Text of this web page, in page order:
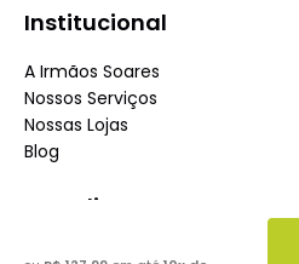
Institucional
A Irmãos Soares
Nossos Serviços
Nossas Lojas
Blog
Atendimento
Dúvidas Frequentes